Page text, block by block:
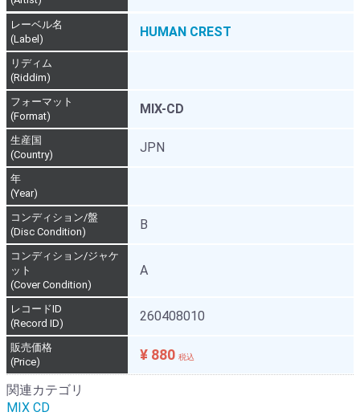
レーベル名
(Label)
HUMAN CREST
リディム
(Riddim)
フォーマット
(Format)
MIX-CD
生産国
(Country)
JPN
年
(Year)
コンディション/盤
(Disc Condition)
B
コンディション/ジャケ
ット
(Cover Condition)
A
レコードID
(Record ID)
260408010
販売価格
(Price)
¥ 880 税込
関連カテゴリ
MIX CD